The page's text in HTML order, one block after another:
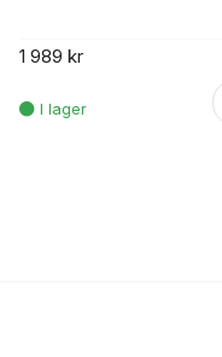
1 989 kr